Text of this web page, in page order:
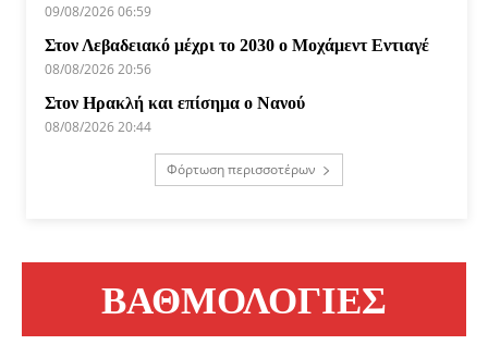
09/08/2026 06:59
Στον Λεβαδειακό μέχρι το 2030 ο Μοχάμεντ Εντιαγέ
08/08/2026 20:56
Στον Ηρακλή και επίσημα ο Νανού
08/08/2026 20:44
Φόρτωση περισσοτέρων
ΒΑΘΜΟΛΟΓΙΕΣ